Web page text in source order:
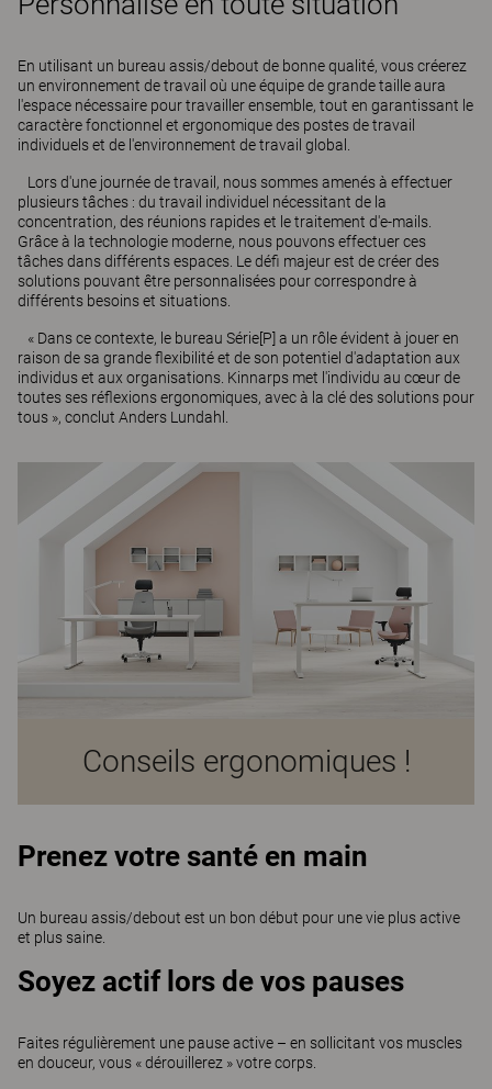
En utilisant un bureau assis/debout de bonne qualité, vous créerez
un environnement de travail où une équipe de grande taille aura
l'espace nécessaire pour travailler ensemble, tout en garantissant le
caractère fonctionnel et ergonomique des postes de travail
individuels et de l'environnement de travail global.
Lors d'une journée de travail, nous sommes amenés à effectuer
plusieurs tâches : du travail individuel nécessitant de la
concentration, des réunions rapides et le traitement d'e-mails.
Grâce à la technologie moderne, nous pouvons effectuer ces
tâches dans différents espaces. Le défi majeur est de créer des
solutions pouvant être personnalisées pour correspondre à
différents besoins et situations.
« Dans ce contexte, le bureau Série[P] a un rôle évident à jouer en
raison de sa grande flexibilité et de son potentiel d'adaptation aux
individus et aux organisations. Kinnarps met l'individu au cœur de
toutes ses réflexions ergonomiques, avec à la clé des solutions pour
tous », conclut Anders Lundahl.
Conseils ergonomiques !
Prenez votre santé en main
Un bureau assis/debout est un bon début pour une vie plus active
et plus saine.
Soyez actif lors de vos pauses
Faites régulièrement une pause active – en sollicitant vos muscles
en douceur, vous « dérouillerez » votre corps.